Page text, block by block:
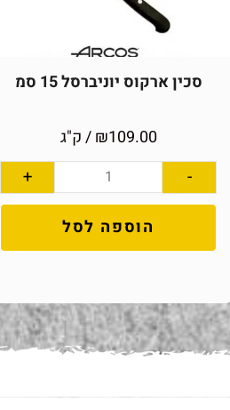
סכין ארקוס יוניברסל 15 סמ
₪109.00 / ק"ג
-
+
הוספה לסל